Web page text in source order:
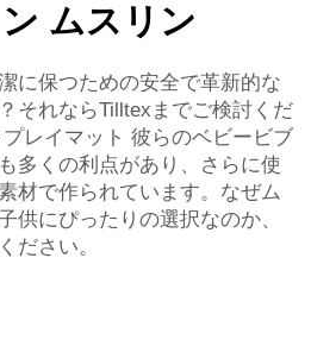
ムスリン
に保つための安全で革新的な
それならTilltexまでご検討くだ
レイマット 彼らのベビービブ
多くの利点があり、さらに使
材で作られています。なぜム
供にぴったりの選択なのか、
ださい。